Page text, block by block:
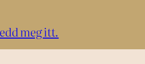
meg itt.